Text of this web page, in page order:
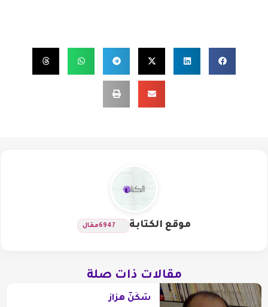
موقع الكتابة 6947مقال
مقالات ذات صلة
سَكَنٌ هزاز